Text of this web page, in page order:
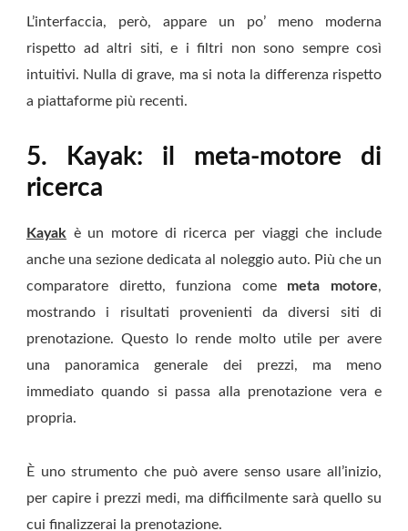
L’interfaccia, però, appare un po’ meno moderna
rispetto ad altri siti, e i filtri non sono sempre così
intuitivi. Nulla di grave, ma si nota la differenza rispetto
a piattaforme più recenti.
5. Kayak: il meta-motore di
ricerca
Kayak è un motore di ricerca per viaggi che include
anche una sezione dedicata al noleggio auto. Più che un
comparatore diretto, funziona come meta motore,
mostrando i risultati provenienti da diversi siti di
prenotazione. Questo lo rende molto utile per avere
una panoramica generale dei prezzi, ma meno
immediato quando si passa alla prenotazione vera e
propria.
È uno strumento che può avere senso usare all’inizio,
per capire i prezzi medi, ma difficilmente sarà quello su
cui finalizzerai la prenotazione.